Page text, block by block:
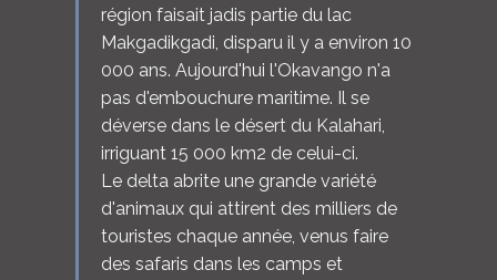
région faisait jadis partie du lac
Makgadikgadi, disparu il y a environ 10
000 ans. Aujourd'hui l'Okavango n'a
pas d'embouchure maritime. Il se
déverse dans le désert du Kalahari,
irriguant 15 000 km2 de celui-ci.
Le delta abrite une grande variété
d'animaux qui attirent des milliers de
touristes chaque année, venus faire
des safaris dans les camps et